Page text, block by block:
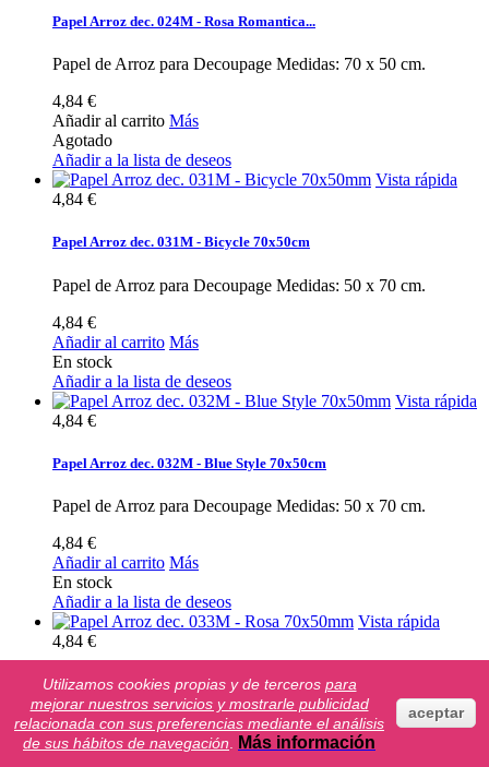
Papel Arroz dec. 024M - Rosa Romantica...
Papel de Arroz para Decoupage Medidas: 70 x 50 cm.
4,84 €
Añadir al carrito Más
Agotado
Añadir a la lista de deseos
Vista rápida
4,84 €
Papel Arroz dec. 031M - Bicycle 70x50cm
Papel de Arroz para Decoupage Medidas: 50 x 70 cm.
4,84 €
Añadir al carrito Más
En stock
Añadir a la lista de deseos
Vista rápida
4,84 €
Papel Arroz dec. 032M - Blue Style 70x50cm
Papel de Arroz para Decoupage Medidas: 50 x 70 cm.
4,84 €
Añadir al carrito Más
En stock
Añadir a la lista de deseos
Vista rápida
4,84 €
Papel Arroz dec. 033M - Rosa 70x50cm
Papel de Arroz para Decoupage Medidas: 50 x 70 cm.
Utilizamos cookies propias y de terceros para
mejorar nuestros servicios y mostrarle publicidad
relacionada con sus preferencias mediante el análisis
de sus hábitos de navegación
Más información
aceptar